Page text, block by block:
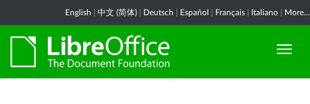
English 中文 (简体) Deutsch Español Français Italiano More...